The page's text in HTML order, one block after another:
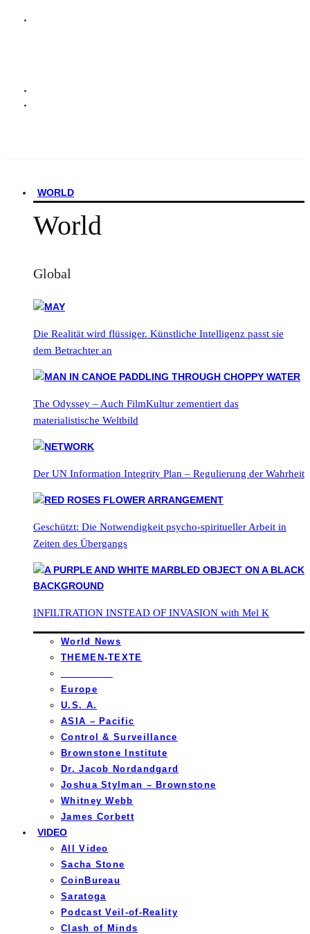
WORLD
World
Global
Die Realität wird flüssiger. Künstliche Intelligenz passt sie
dem Betrachter an
The Odyssey – Auch FilmKultur zementiert das
materialistische Weltbild
Der UN Information Integrity Plan – Regulierung der Wahrheit
Geschützt: Die Notwendigkeit psycho-spiritueller Arbeit in
Zeiten des Übergangs
INFILTRATION INSTEAD OF INVASION with Mel K
World News
THEMEN-TEXTE
Europe
U.S. A.
ASIA – Pacific
Control & Surveillance
Brownstone Institute
Dr. Jacob Nordandgard
Joshua Stylman – Brownstone
Whitney Webb
James Corbett
VIDEO
All Video
Sacha Stone
CoinBureau
Saratoga
Podcast Veil-of-Reality
Clash of Minds